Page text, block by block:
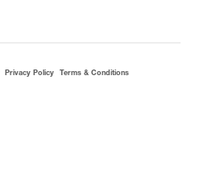
Privacy Policy Terms & Conditions